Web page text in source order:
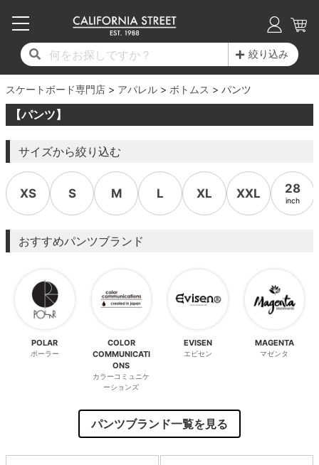
絞り込み
スケートボード専門店 アパレル ボトムス パンツ
【パンツ】
サイズから絞り込む
XS S M L XL XXL 28
inch
おすすめパンツブランド
POLAR
ポーラー
COLOR
COMMUNICATI
ONS
カラーコミュニケ
ーションズ
EVISEN
エビセン
MAGENTA
マゼンタ
パンツブランド一覧を見る
17時までのご注文は当日発送！
11,000円以上で送料無料！
毎月1日はポイント5倍！10日と20日は3倍！
コンプリートセット（完成品）
デッキ
17時までのご注文は当日発送！
11,000円以上で送料無料！
毎月1日はポイント5倍！10日と20日は3倍！
デッキ新着一覧
デッキブランド一覧（全てのデッキ）
サイズからデッキを選ぶ
子供用デッキ
7.0inch以下
7.2inch
7.5inch
7.6inch
7.8inch
7.9inch
8.2inch
トラック
17時までのご注文は当日発送！
11,000円以上で送料無料！
毎月1日はポイント5倍！10日と20日は3倍！
トラック新着一覧
トラックブランド一覧（全てのトラック）
適合デッキサイズから選ぶ
7.0inch以下
7.2inch
7.3inch
7.6inch
7.7inch
7.9inch
8.0inch
8.3inch
ウィール
17時までのご注文は当日発送！
11,000円以上で送料無料！
毎月1日はポイント5倍！10日と20日は3倍！
ウィール新着一覧
ウィールブランド一覧（全てのウィール）
ウィールをサイズから選ぶ
50mm
51mm
52mm
54mm
55mm
57mm
58mm
62mm
スピットファイヤー F4（フォーミュラフォ
ー）
ボーンズ XF（エックスフォーミュラ）
ボーンズ STF（エスティーエフ）
パウエルペラルタ DF（ドラゴンフォーミュ
ソフトウィール（クルーザー）
デッキテープ
ボルト
パーツ・その他
足回りセット（トラック・ウィールセット）
ヘルメット・パッド
17時までのご注文は当日発送！
11,000円以上で送料無料！
毎月1日はポイント5倍！10日と20日は3倍！
シューズ新着一覧
シューズブランド一覧
シューズをサイズから選ぶ
20cm
21cm
22cm
23cm
23.5cm
24.5cm
25cm
26.5cm
サンダル
シューレース・その他
17時までのご注文は当日発送！
11,000円以上で送料無料！
毎月1日はポイント5倍！10日と20日は3倍！
Tシャツ
ロングスリーブTシャツ
ジャケット
パーカー
パンツ
ショーツ
長袖ボタンシャツ
7分袖シャツ・ラグラン
半袖シャツ
17時までのご注文は当日発送！
11,000円以上で送料無料！
毎月1日はポイント5倍！10日と20日は3倍！
最新ブログ一覧
カテゴリー
17時までのご注文は当日発送！
11,000円以上で送料無料！
毎月1日はポイント5倍！10日と20日は3倍！
初心者の方へ
商品情報
徹底解析
スタッフおすすめアイテム
INFO
スケートパーク情報
17時までのご注文は当日発送！
11,000円以上で送料無料！
毎月1日はポイント5倍！10日と20日は3倍！
店舗情報
ショップライダー紹介
スタッフ紹介
カリフォルニアストリートの歴史
プライバシーポリシー
特定商取引法に基づく表記